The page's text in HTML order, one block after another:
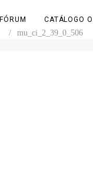
FÓRUM CATÁLOGO
/ mu_ci_2_39_0_506